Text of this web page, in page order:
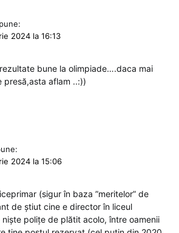
2024 la 16:13
bune la olimpiade….daca mai
presă,asta aflam ..:))
2024 la 15:06
(sigur în baza ”meritelor” de
de știut cine e director în liceul
polițe de plătit acolo, între oamenii